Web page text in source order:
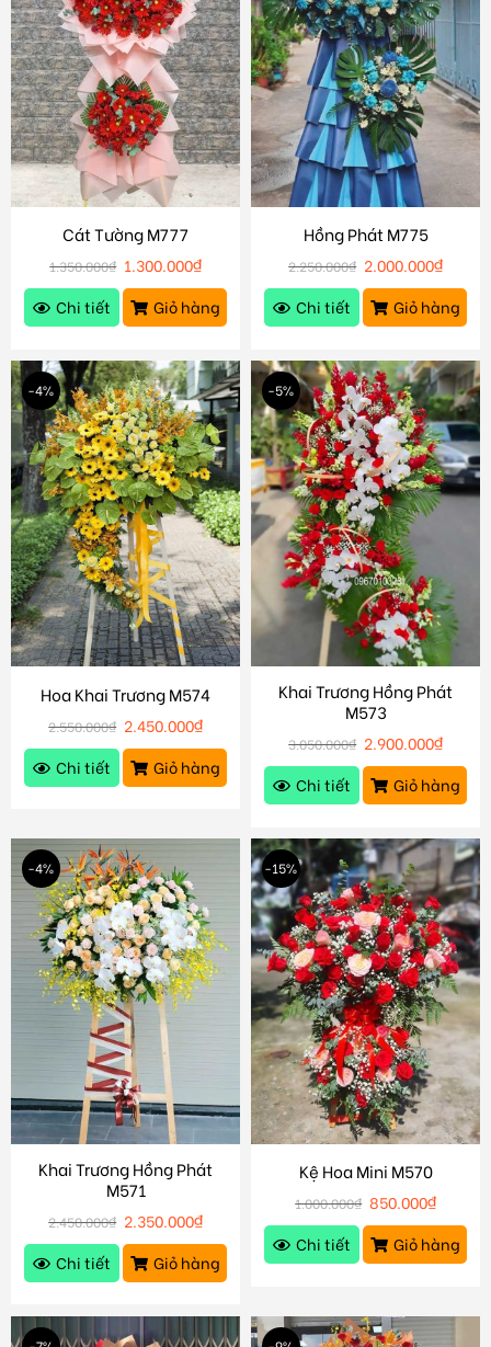
Cát Tường M777
1.350.000₫ 1.300.000₫
Chi tiết
Giỏ hàng
Hồng Phát M775
2.250.000₫ 2.000.000₫
Chi tiết
Giỏ hàng
-4%
Hoa Khai Trương M574
2.550.000₫ 2.450.000₫
Chi tiết
Giỏ hàng
-5%
Khai Trương Hồng Phát
M573
3.050.000₫ 2.900.000₫
Chi tiết
Giỏ hàng
-4%
Khai Trương Hồng Phát
M571
2.450.000₫ 2.350.000₫
Chi tiết
Giỏ hàng
-15%
Kệ Hoa Mini M570
1.000.000₫ 850.000₫
Chi tiết
Giỏ hàng